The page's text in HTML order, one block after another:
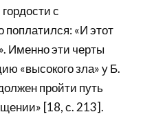
с
«И этот
Именно эти черты
«высокого зла» у Б.
пройти путь
[18, с. 213].